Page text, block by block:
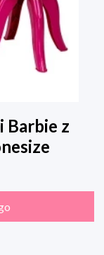
Barbie z